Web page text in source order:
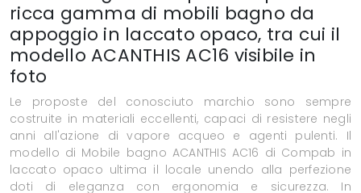
ricca gamma di mobili bagno da
appoggio in laccato opaco, tra cui il
modello ACANTHIS AC16 visibile in
foto
Le proposte del conosciuto marchio sono sempre
costruite in materiali eccellenti, capaci di resistere negli
anni all'azione di vapore acqueo e agenti pulenti. Il
modello di Mobile bagno ACANTHIS AC16 di Compab in
laccato opaco ultima il locale unendo alla perfezione
doti di eleganza con ergonomia e sicurezza. In